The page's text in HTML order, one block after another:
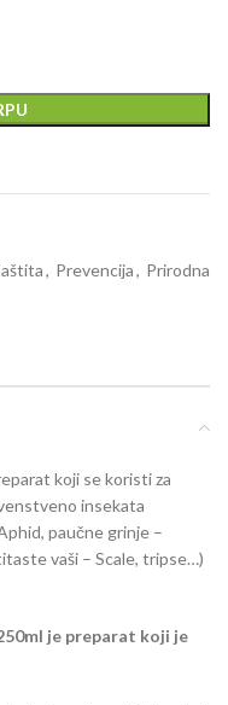
, Prevencija, Prirodna
koji se koristi za
insekata
paučne grinje –
vaši – Scale, tripse…)
je preparat koji je